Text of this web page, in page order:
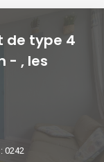
de type 4
- , les
0242